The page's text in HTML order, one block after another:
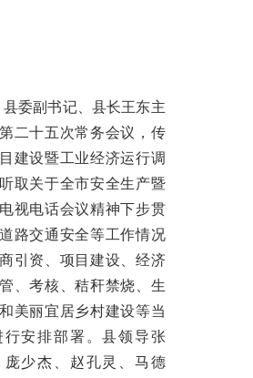
县委副书记、县长王东主
二十五次常务会议，传
建设暨工业经济运行调
取关于全市安全生产暨
视电话会议精神下步贯
路交通安全等工作情况
引资、项目建设、经济
、考核、秸秆禁烧、生
美丽宜居乡村建设等当
安排部署。县领导张
庞少杰、赵孔灵、马德